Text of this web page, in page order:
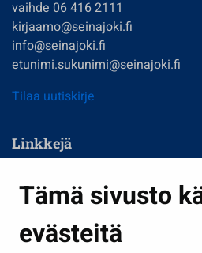
Tämä sivusto
evästeitä
vaihde 06 416 2111
kirjaamo@seinajoki.fi
info@seinajoki.fi
etunimi.sukunimi@seinajoki.fi
Tilaa uutiskirje
Linkkejä
Kasvatus ja opetus
Kulttuuri ja liikunta